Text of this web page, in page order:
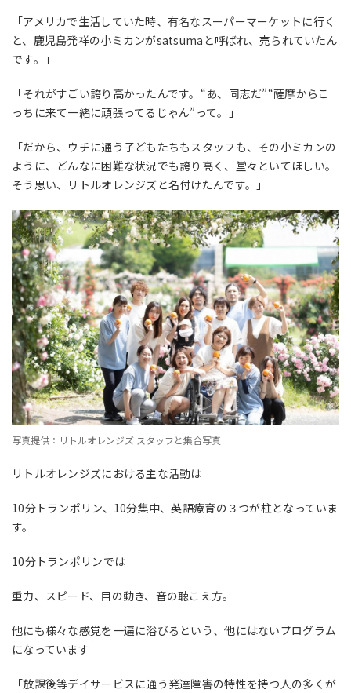
「アメリカで生活していた時、有名なスーパーマーケットに行く
と、鹿児島発祥の小ミカンがsatsuma と呼ばれ、売られていたん
です。」
「それがすごい誇り高かったんです。“あ、同志だ”“薩摩からこ
っちに来て一緒に頑張ってるじゃん”って。」
「だから、ウチに通う子どもたちもスタッフも、その小ミカンの
ように、どんなに困難な状況でも誇り高く、堂々といてほしい。
そう思い、リトルオレンジズと名付けたんです。」
写真提供：リトルオレンジズ スタッフと集合写真
リトルオレンジズにおける主な活動は
10分トランポリン、 10分集中、英語療育の３つが柱となっていま
す。
10分トランポリンでは
重力、スピード、目の動き、音の聴こえ方。
他にも様々な感覚を一遍に浴びるという、他にはないプログラム
になっています
「放課後等デイサービスに通う発達障害の特性を持つ人の多くが